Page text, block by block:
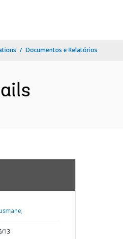
Documentos e Relatórios
13